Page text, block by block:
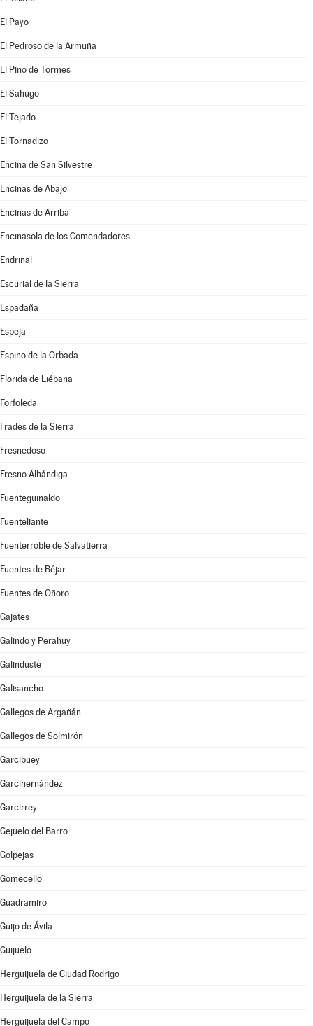
El Payo
El Pedroso de la Armuña
El Pino de Tormes
El Sahugo
El Tejado
El Tornadizo
Encina de San Silvestre
Encinas de Abajo
Encinas de Arriba
Encinasola de los Comendadores
Endrinal
Escurial de la Sierra
Espadaña
Espeja
Espino de la Orbada
Florida de Liébana
Forfoleda
Frades de la Sierra
Fresnedoso
Fresno Alhándiga
Fuenteguinaldo
Fuenteliante
Fuenterroble de Salvatierra
Fuentes de Béjar
Fuentes de Oñoro
Gajates
Galindo y Perahuy
Galinduste
Galisancho
Gallegos de Argañán
Gallegos de Solmirón
Garcibuey
Garcihernández
Garcirrey
Gejuelo del Barro
Golpejas
Gomecello
Guadramiro
Guijo de Ávila
Guijuelo
Herguijuela de Ciudad Rodrigo
Herguijuela de la Sierra
Herguijuela del Campo